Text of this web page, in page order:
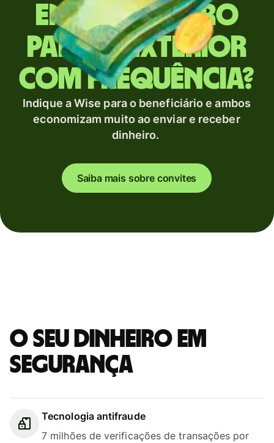
Envia dinheiro
para o exterior
com frequência?
Indique a Wise para o beneficiário e ambos
economizam muito ao enviar e receber
dinheiro.
Saiba mais sobre convites
O seu dinheiro em
segurança
Tecnologia antifraude
7 milhões de verificações de transações por